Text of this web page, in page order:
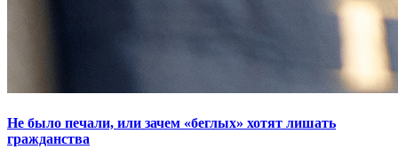
Не было печали, или зачем «беглых» хотят лишать
гражданства